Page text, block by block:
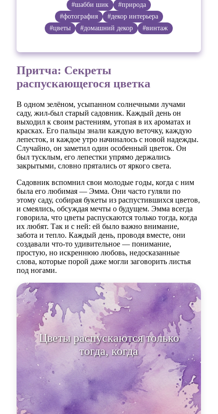
#шабби шик
#природа
#фотография
#декор интерьера
#цветы
#домашний декор #винтаж
Притча: Секреты
распускающегося цветка
В одном зелёном, усыпанном солнечными лучами
саду, жил-был старый садовник. Каждый день он
выходил к своим растениям, утопая в их ароматах и
красках. Его пальцы знали каждую веточку, каждую
лепесток, и каждое утро начиналось с новой надежды.
Случайно, он заметил один особенный цветок. Он
был тусклым, его лепестки упрямо держались
закрытыми, словно прятались от яркого света.
Садовник вспомнил свои молодые годы, когда с ним
была его любимая — Эмма. Они часто гуляли по
этому саду, собирая букеты из распустившихся цветов,
и смеялись, обсуждая мечты о будущем. Эмма всегда
говорила, что цветы распускаются только тогда, когда
их любят. Так и с ней: ей было важно внимание,
забота и тепло. Каждый день, проводя вместе, они
создавали что-то удивительное — понимание,
простую, но искреннюю любовь, недосказанные
слова, которые порой даже могли заговорить листья
под ногами.
Цветы распускаются только
тогда, к